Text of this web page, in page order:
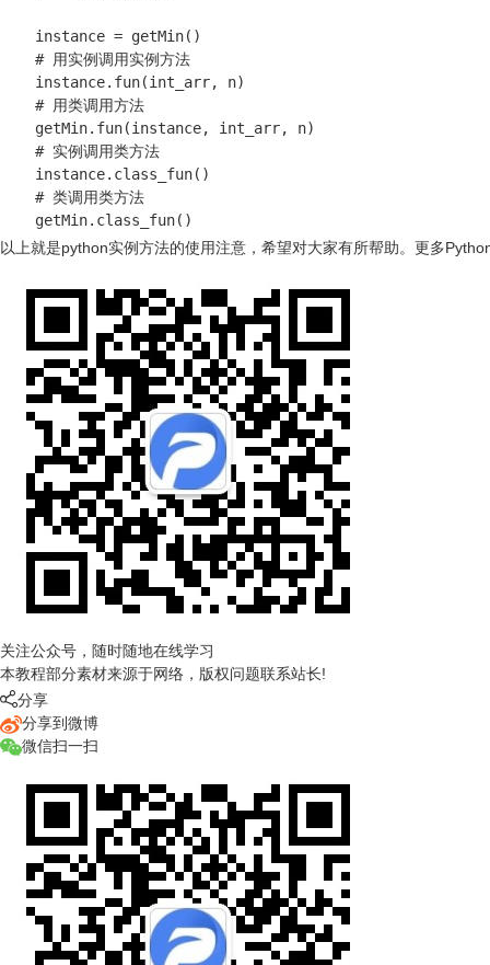
instance = getMin()
# 用实例调用实例方法
instance.fun(int_arr, n)
# 用类调用方法
getMin.fun(instance, int_arr, n)
# 实例调用类方法
instance.class_fun()
# 类调用类方法
getMin.class_fun()
以上就是python实例方法的使用注意，希望对大家有所帮助。 更多
关注公众号，随时随地在线学习
本教程部分素材来源于网络，版权问题联系站长!
分享
分享到微博
微信扫一扫